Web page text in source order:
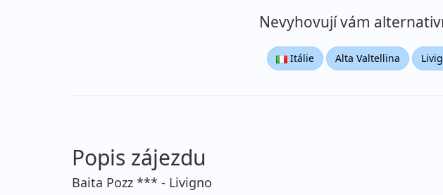
Nevyhovují vám
Itálie Alta Valtellina
Popis zájezdu
Baita Pozz *** - Livigno